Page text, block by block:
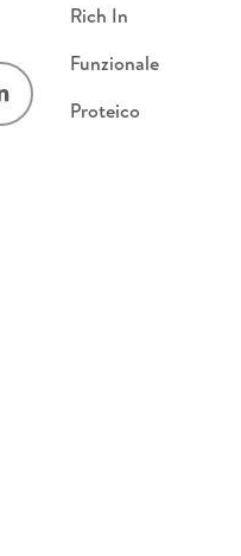
Rich In
Funzionale
Proteico